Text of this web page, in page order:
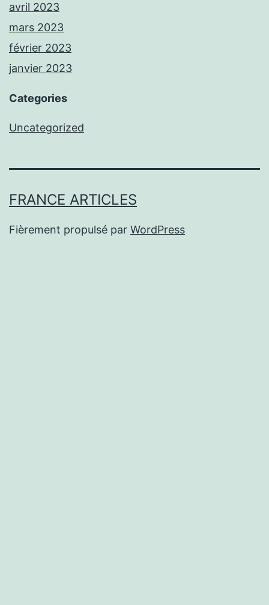
avril 2023
mars 2023
février 2023
janvier 2023
Categories
Uncategorized
FRANCE ARTICLES
Fièrement propulsé par WordPress